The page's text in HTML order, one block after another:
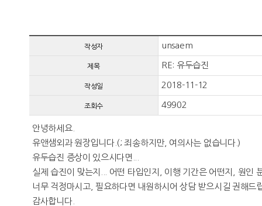
작성자 unsaem
제목 RE: 유두습진
작성일 2018-11-12
조회수 49902
안녕하세요.
유앤샘외과 원장입니다.(; 죄송하지만, 여의사는 없습니다.)
유두습진 증상이 있으시다면...
실제 습진이 맞는지... 어떤 타입인지, 이행 기간은 어떤지, 원인
너무 걱정마시고, 필요하다면 내원하시어 상담 받으시길 권해드
감사합니다.